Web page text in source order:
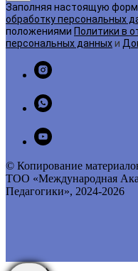
Заполняя настоящую
обработку персональных
положениями Политики в
персональных данныхи
© Копирование
ТОО «Международная
Педагогики», 2024-2026